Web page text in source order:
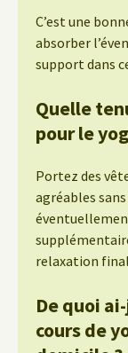
C’est une
absorber
support dans
Quelle
pour le
Portez des
agréables
relaxation
De quoi
cours de